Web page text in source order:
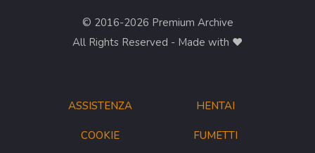
ASSISTENZA
COOKIE
© 2016-2026 Premium Archive
All Rights Reserved - Made with ❤︎
HENTAI
FUMETTI